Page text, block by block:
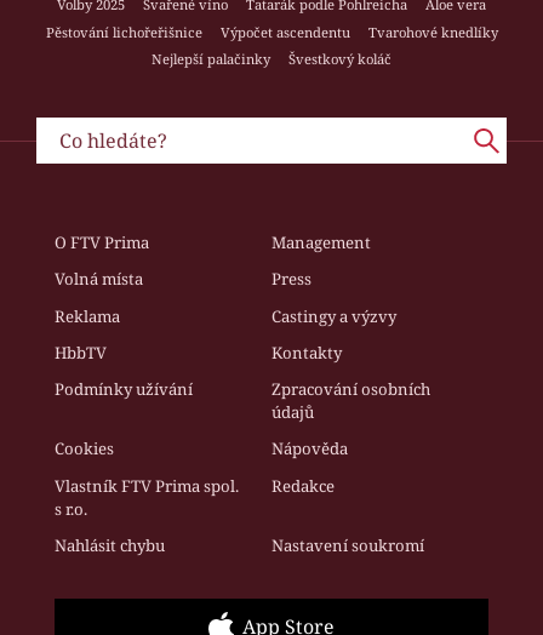
Volby 2025
Svařené víno Tatarák podle Pohlreicha
Aloe vera
Pěstování lichořeřišnice
Výpočet ascendentu
Tvarohové knedlíky
Nejlepší palačinky
Švestkový koláč
O FTV Prima
Management
Volná místa
Press
Reklama
Castingy a výzvy
HbbTV
Kontakty
Podmínky užívání
Zpracování osobních
údajů
Cookies
Nápověda
Vlastník FTV Prima spol.
s r.o.
Redakce
Nahlásit chybu Nastavení soukromí
App Store